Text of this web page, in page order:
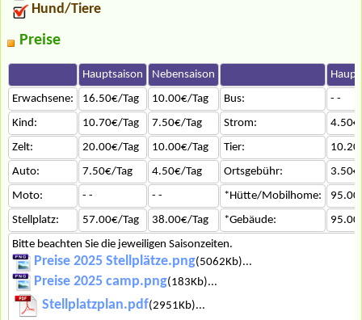
Hund/Tiere
Preise
Hauptsaison Nebensaison
Erwachsene:
16.50€/Tag 10.00€/Tag Bus:
- -
Kind:
10.70€/Tag 7.50€/Tag Strom:
Zelt:
20.00€/Tag 10.00€/Tag Tier:
Auto:
7.50€/Tag 4.50€/Tag Ortsgebühr:
Moto:
- - - - *Hütte/Mobilhome:
Stellplatz:
57.00€/Tag 38.00€/Tag *Gebäude:
Bitte beachten Sie die jeweiligen Saisonzeiten.
Preise 2025 Stellplätze.png(5062Kb)...
Preise 2025 camp.png(183Kb)...
Stellplatzplan.pdf(2951Kb)...